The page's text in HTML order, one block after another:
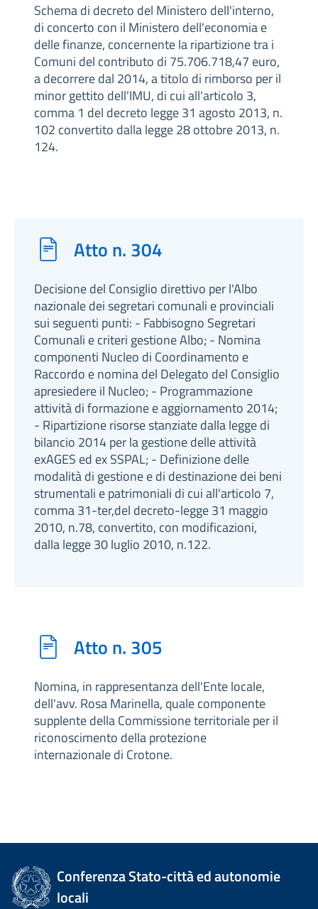
Schema di decreto del Ministero dell'interno,
di concerto con il Ministero dell'economia e
delle finanze, concernente la ripartizione tra i
Comuni del contributo di 75.706.718,47 euro,
a decorrere dal 2014, a titolo di rimborso per il
minor gettito dell'IMU, di cui all'articolo 3,
comma 1 del decreto legge 31 agosto 2013, n.
102 convertito dalla legge 28 ottobre 2013, n.
124.
Atto n. 304
Decisione del Consiglio direttivo per l'Albo
nazionale dei segretari comunali e provinciali
sui seguenti punti: - Fabbisogno Segretari
Comunali e criteri gestione Albo; - Nomina
componenti Nucleo di Coordinamento e
Raccordo e nomina del Delegato del Consiglio
apresiedere il Nucleo; - Programmazione
attività di formazione e aggiornamento 2014;
- Ripartizione risorse stanziate dalla legge di
bilancio 2014 per la gestione delle attività
exAGES ed ex SSPAL; - Definizione delle
modalità di gestione e di destinazione dei beni
strumentali e patrimoniali di cui all'articolo 7,
comma 31-ter,del decreto-legge 31 maggio
2010, n.78, convertito, con modificazioni,
dalla legge 30 luglio 2010, n.122.
Atto n. 305
Nomina, in rappresentanza dell'Ente locale,
dell'avv. Rosa Marinella, quale componente
supplente della Commissione territoriale per il
riconoscimento della protezione
internazionale di Crotone.
Conferenza Stato-città ed autonomie
locali